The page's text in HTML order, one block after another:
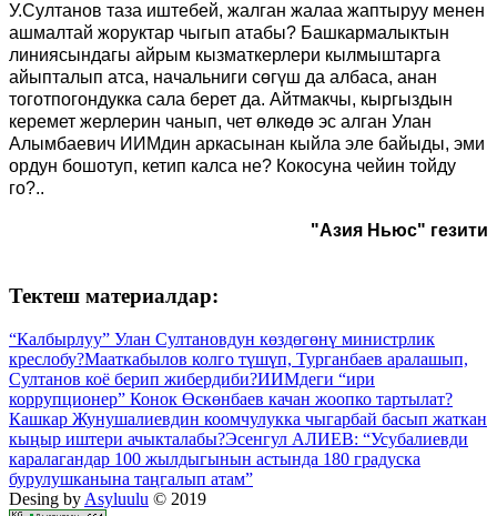
У.Султанов таза иштебей, жалган жалаа жаптыруу менен
ашмалтай жоруктар чыгып атабы? Башкармалыктын
линиясындагы айрым кызматкерлери кылмыштарга
айыпталып атса, начальниги сөгүш да албаса, анан
тоготпогондукка сала берет да. Айтмакчы, кыргыздын
керемет жерлерин чанып, чет өлкөдө эс алган Улан
Алымбаевич ИИМдин аркасынан кыйла эле байыды, эми
ордун бошотуп, кетип калса не? Кокосуна чейин тойду
го?..
"Азия Ньюс" гезити
Тектеш материалдар:
“Калбырлуу” Улан Султановдун көздөгөнү министрлик
креслобу?Мааткабылов колго түшүп, Турганбаев аралашып,
Султанов коё берип жибердиби?ИИМдеги “ири
коррупционер” Конок Өскөнбаев качан жоопко тартылат?
Кашкар Жунушалиевдин коомчулукка чыгарбай басып жаткан
кыңыр иштери ачыкталабы?Эсенгул АЛИЕВ: “Усубалиевди
каралагандар 100 жылдыгынын астында 180 градуска
бурулушканына таңгалып атам”
Desing by Asyluulu © 2019